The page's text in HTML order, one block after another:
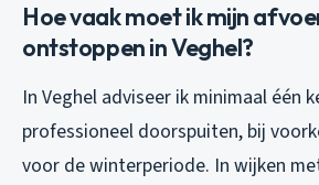
Hoe vaak moet ik mijn
ontstoppen in Veghel?
In Veghel adviseer ik minimaal één
professioneel doorspuiten, bij
voor de winterperiode. In wijken